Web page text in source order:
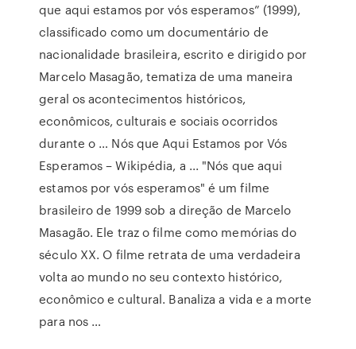
que aqui estamos por vós esperamos” (1999),
classificado como um documentário de
nacionalidade brasileira, escrito e dirigido por
Marcelo Masagão, tematiza de uma maneira
geral os acontecimentos históricos,
econômicos, culturais e sociais ocorridos
durante o … Nós que Aqui Estamos por Vós
Esperamos – Wikipédia, a ... "Nós que aqui
estamos por vós esperamos" é um filme
brasileiro de 1999 sob a direção de Marcelo
Masagão. Ele traz o filme como memórias do
século XX. O filme retrata de uma verdadeira
volta ao mundo no seu contexto histórico,
econômico e cultural. Banaliza a vida e a morte
para nos …